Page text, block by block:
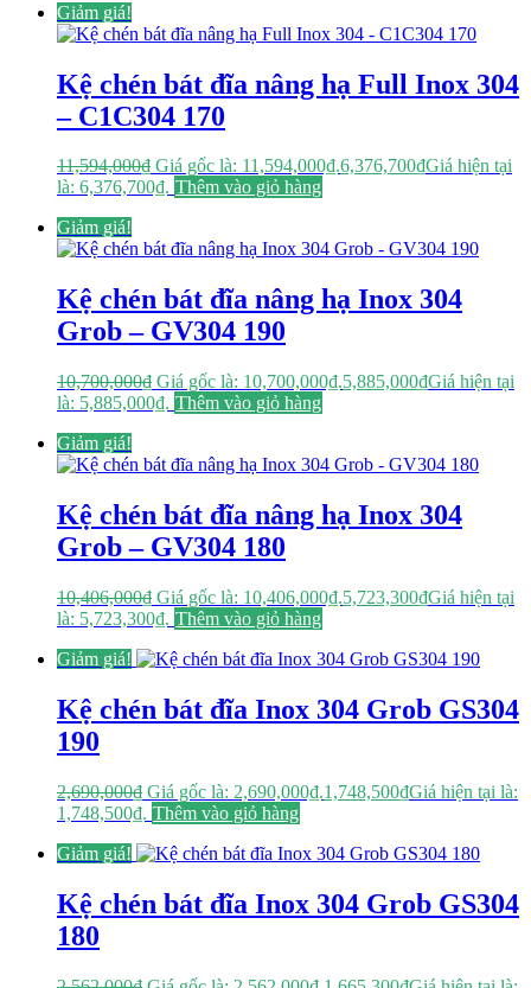
Giảm giá!
Kệ chén bát đĩa nâng hạ Full Inox 304
– C1C304 170
11,594,000₫ Giá gốc là: 11,594,000₫.6,376,700₫Giá hiện tại
là: 6,376,700₫. Thêm vào giỏ hàng
Giảm giá!
Kệ chén bát đĩa nâng hạ Inox 304
Grob – GV304 190
10,700,000₫ Giá gốc là: 10,700,000₫.5,885,000₫Giá hiện tại
là: 5,885,000₫. Thêm vào giỏ hàng
Giảm giá!
Kệ chén bát đĩa nâng hạ Inox 304
Grob – GV304 180
10,406,000₫ Giá gốc là: 10,406,000₫.5,723,300₫Giá hiện tại
là: 5,723,300₫. Thêm vào giỏ hàng
Giảm giá!
Kệ chén bát đĩa Inox 304 Grob GS304
190
2,690,000₫ Giá gốc là: 2,690,000₫.1,748,500₫Giá hiện tại là:
1,748,500₫. Thêm vào giỏ hàng
Giảm giá!
Kệ chén bát đĩa Inox 304 Grob GS304
180